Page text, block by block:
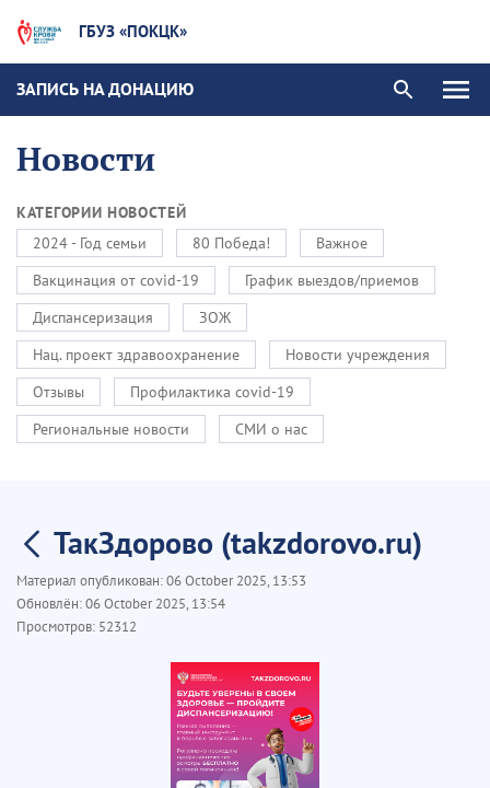
ГБУЗ «ПОКЦК»
ЗАПИСЬ НА ДОНАЦИЮ
Новости
КАТЕГОРИИ НОВОСТЕЙ
2024 - Год семьи
80 Победа!
Важное
Вакцинация от covid-19
График выездов/приемов
Диспансеризация
ЗОЖ
Нац. проект здравоохранение
Новости учреждения
Отзывы
Профилактика covid-19
Региональные новости
СМИ о нас
ТакЗдорово (takzdorovo.ru)
Материал опубликован:06 October 2025, 13:53
Обновлён:06 October 2025, 13:54
Просмотров: 52312